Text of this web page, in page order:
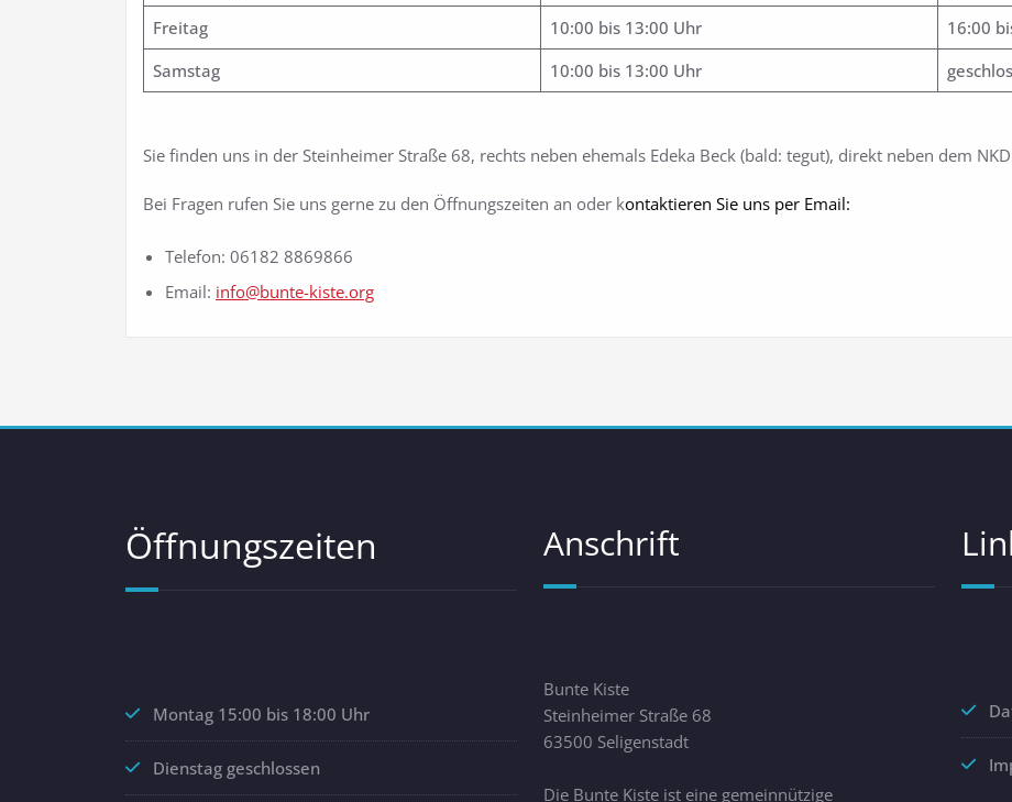
Freitag
10:00 bis 13:00 Uhr
16:00
Samstag
10:00 bis 13:00 Uhr
Sie finden uns in der Steinheimer Straße 68, rechts neben ehemals Edeka Beck (bald: tegut), direkt neben dem
Bei Fragen rufen Sie uns gerne zu den Öffnungszeiten an oder kontaktieren Sie uns per Email:
Telefon: 06182 8869866
Email: info@bunte-kiste.org
Öffnungszeiten
Montag 15:00 bis 18:00 Uhr
Dienstag geschlossen
Anschrift
Bunte Kiste
Steinheimer Straße 68
63500 Seligenstadt
Die Bunte Kiste ist eine gemeinnützige